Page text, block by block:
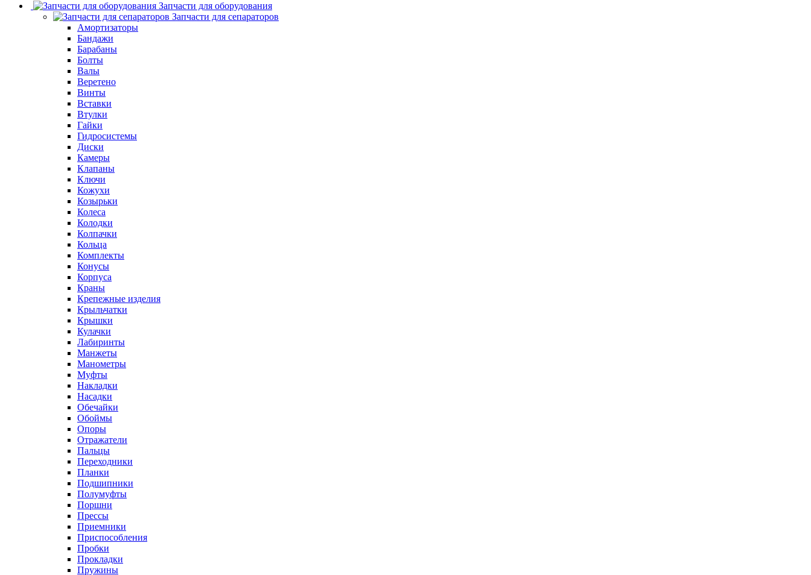
Запчасти для оборудования
Запчасти для сепараторов
Амортизаторы
Бандажи
Барабаны
Болты
Валы
Веретено
Винты
Вставки
Втулки
Гайки
Гидросистемы
Диски
Камеры
Клапаны
Ключи
Кожухи
Козырьки
Колеса
Колодки
Колпачки
Кольца
Комплекты
Конусы
Корпуса
Краны
Крепежные изделия
Крыльчатки
Крышки
Кулачки
Лабиринты
Манжеты
Манометры
Муфты
Накладки
Насадки
Обечайки
Обоймы
Опоры
Отражатели
Пальцы
Переходники
Планки
Подшипники
Полумуфты
Поршни
Прессы
Приемники
Приспособления
Пробки
Прокладки
Пружины